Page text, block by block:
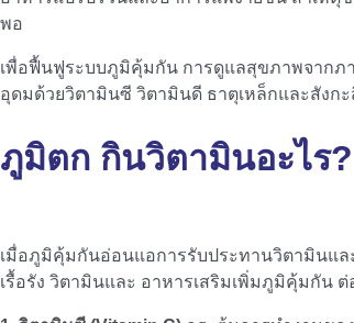
พอ
เพื่อฟื้นฟูระบบภูมิคุ้มกัน การดูแลสุขภาพจากภา
อุดมด้วยวิตามินซี วิตามินดี ธาตุเหล็กและสังก
ภูมิตก กินวิตามินอะไร
เมื่อภูมิคุ้มกันอ่อนแอการรับประทานวิตามินแล
เรื้อรัง วิตามินและ อาหารเสริมเพิ่มภูมิคุ้มกัน